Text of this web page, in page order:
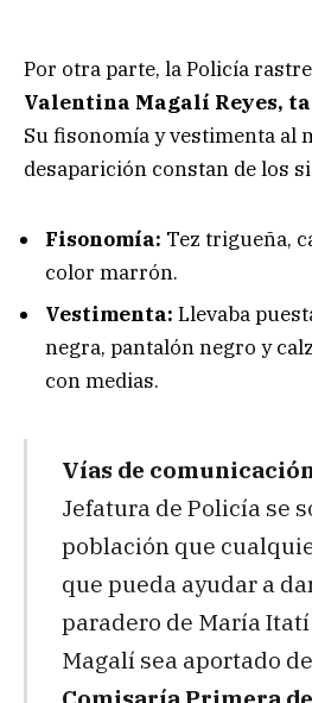
Por otra parte, la Policía
Valentina Magalí Reyes,
Su fisonomía y vestimenta al
desaparición constan de los
Fisonomía: Tez trigueña,
color marrón.
Vestimenta: Llevaba
negra, pantalón negro y
con medias.
Vías de
Jefatura de Policía se
población que
que pueda ayudar a
paradero de María
Magalí sea aportado